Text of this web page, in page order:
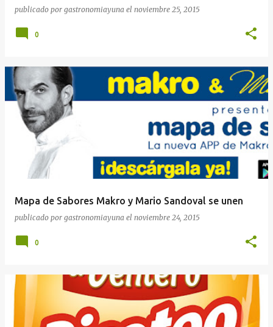
publicado por gastronomiayuna el noviembre 25, 2015
0
Mapa de Sabores Makro y Mario Sandoval se unen
publicado por gastronomiayuna el noviembre 24, 2015
0